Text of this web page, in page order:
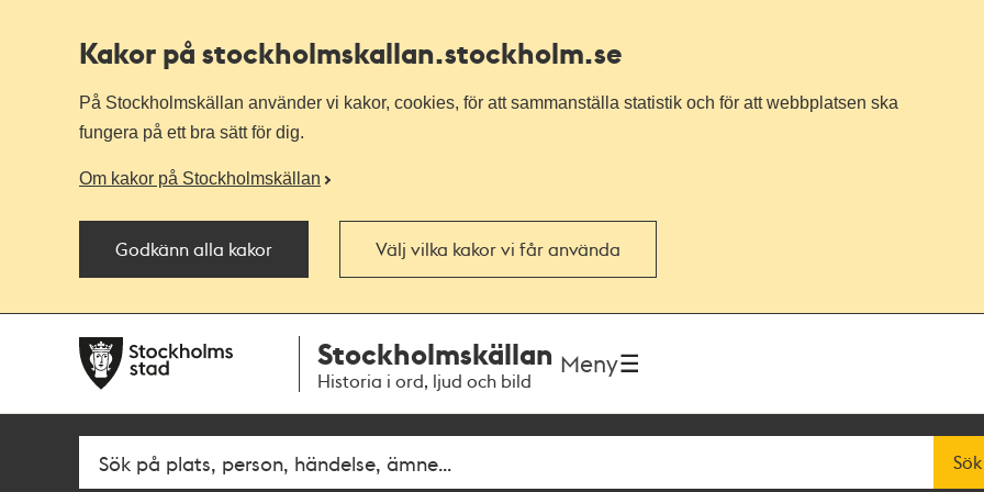
Kakor på stockholmskallan.stockholm.se
På Stockholmskällan använder vi kakor, cookies, för att sammanställa statistik och för att webbplatsen ska
fungera på ett bra sätt för dig.
Om kakor på Stockholmskällan
Godkänn alla kakor Välj vilka kakor vi får använda
navigationen
huvudinnehållet
Stockholmskällan
Historia i ord, ljud och bild
Meny
Fritextsök Sök